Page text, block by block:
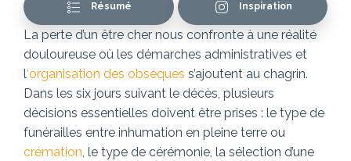
La perte d’un être cher nous confronte à une réalité
douloureuse où les démarches administratives et
l‘organisation des obsèques s’ajoutent au chagrin.
Dans les six jours suivant le décès, plusieurs
décisions essentielles doivent être prises : le type de
funérailles entre inhumation en pleine terre ou
crémation, le type de cérémonie, la sélection d’une
Résumé Inspiration